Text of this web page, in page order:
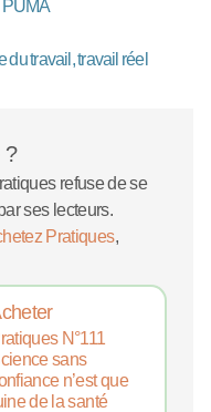
PUMA
travail, travail réel
?
refuse de se
ses lecteurs.
Pratiques,
N°111
sans
n’est que
de la santé